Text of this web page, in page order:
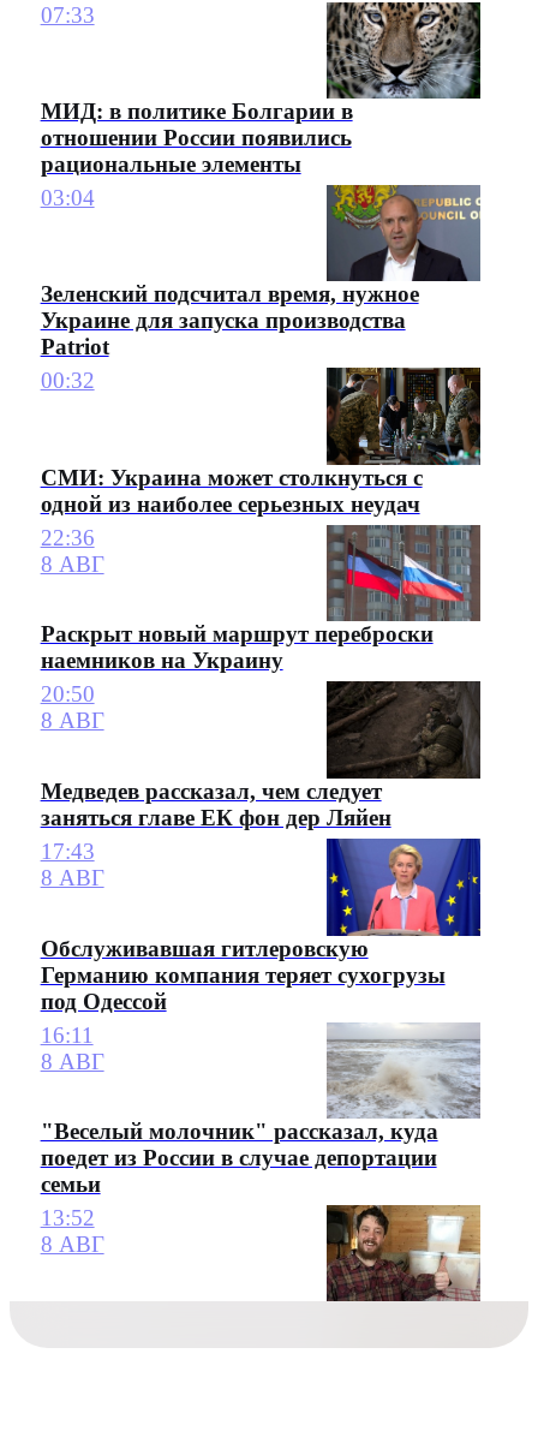
07:33
МИД: в политике Болгарии в
отношении России появились
рациональные элементы
03:04
Зеленский подсчитал время, нужное
Украине для запуска производства
Patriot
00:32
СМИ: Украина может столкнуться с
одной из наиболее серьезных неудач
22:36
8 АВГ
Раскрыт новый маршрут переброски
наемников на Украину
20:50
8 АВГ
Медведев рассказал, чем следует
заняться главе ЕК фон дер Ляйен
17:43
8 АВГ
Обслуживавшая гитлеровскую
Германию компания теряет сухогрузы
под Одессой
16:11
8 АВГ
"Веселый молочник" рассказал, куда
поедет из России в случае депортации
семьи
13:52
8 АВГ